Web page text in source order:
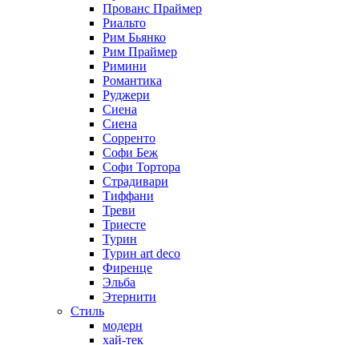
Прованс Праймер
Риальто
Рим Бьянко
Рим Праймер
Римини
Романтика
Руджери
Сиена
Сиена
Сорренто
Софи Беж
Софи Тортора
Страдивари
Тиффани
Треви
Триесте
Турин
Турин art deco
Фиренце
Эльба
Этернити
Стиль
модерн
хай-тек